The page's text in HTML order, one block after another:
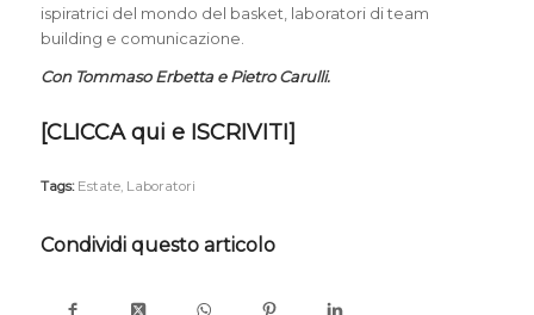
ispiratrici del mondo del basket, laboratori di team
building e comunicazione.
Con Tommaso Erbetta e Pietro Carulli.
[CLICCA qui e ISCRIVITI]
Tags: Estate, Laboratori
Condividi questo articolo